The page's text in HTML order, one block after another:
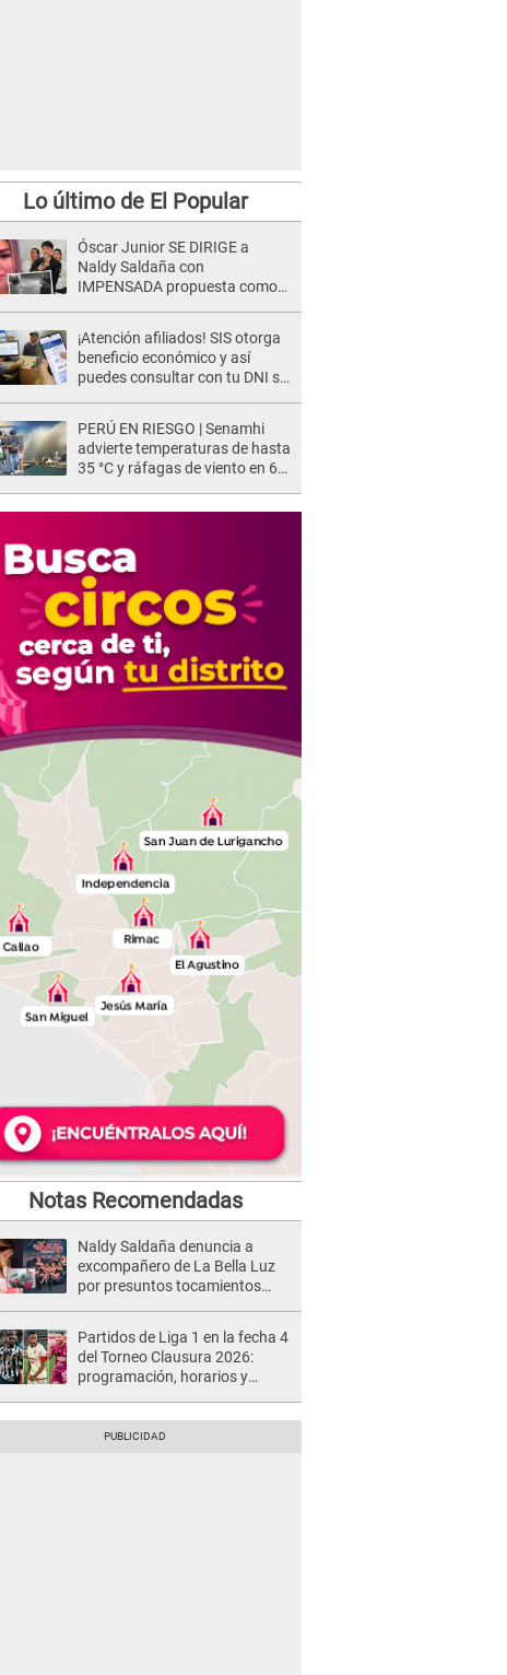
Lo último de El Popular
Óscar Junior SE DIRIGE a
Naldy Saldaña con
IMPENSADA propuesta como
¡Atención afiliados! SIS otorga
beneficio económico y así
puedes consultar con tu DNI si
PERÚ EN RIESGO | Senamhi
advierte temperaturas de hasta
35 °C y ráfagas de viento en 6
Notas Recomendadas
Naldy Saldaña denuncia a
excompañero de La Bella Luz
por presuntos tocamientos
Partidos de Liga 1 en la fecha 4
del Torneo Clausura 2026:
programación, horarios y